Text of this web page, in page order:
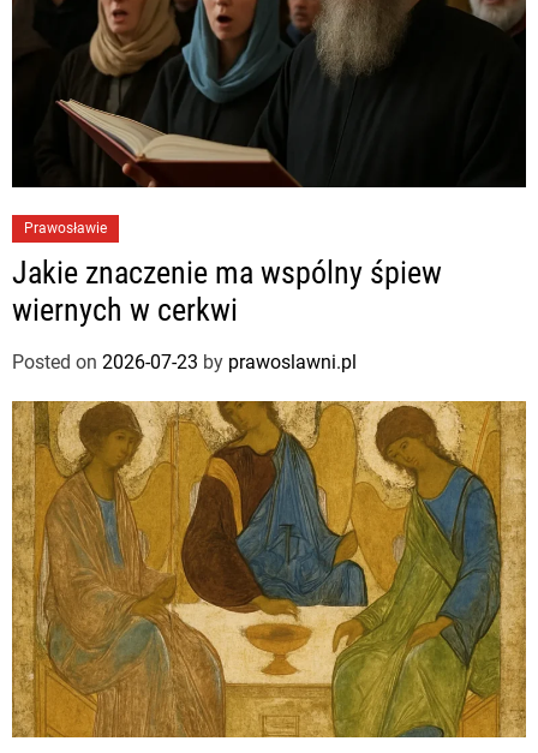
Prawosławie
Jakie znaczenie ma wspólny śpiew
wiernych w cerkwi
Posted on 2026-07-23 by prawoslawni.pl